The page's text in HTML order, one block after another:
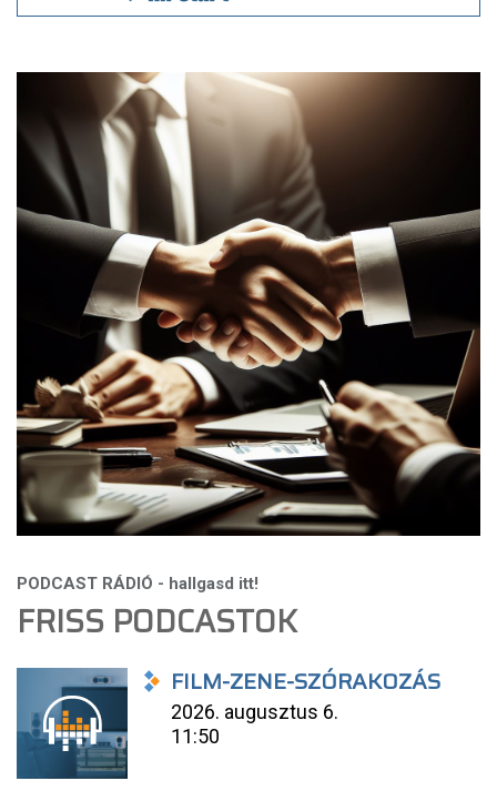
FRISS PODCASTOK
FILM-ZENE-SZÓRAKOZÁS
2026. augusztus 6.
11:50